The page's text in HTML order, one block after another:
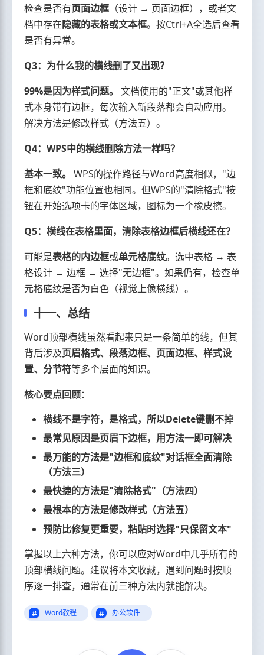
检查是否有页面边框 （设计 → 页面边框），或者文
档中存在隐藏的表格或文本框。按Ctrl+A全选后查看
是否有异常。
Q3：为什么我的横线删了又出现？
99%是因为样式问题。 文档使用的"正文"或其他样
式本身带有边框，每次输入新段落都会自动应用。
解决方法是修改样式（方法五）。
Q4：WPS中的横线删除方法一样吗？
基本一致。 WPS的操作路径与Word高度相似，"边
框和底纹"功能位置也相同。但WPS的"清除格式"按
钮在开始选项卡的字体区域，图标为一个橡皮擦。
Q5：横线在表格里面，清除表格边框后横线还在？
可能是表格的内边框或单元格底纹。选中表格 → 表
格设计 → 边框 → 选择"无边框"。如果仍有，检查单
元格底纹是否为白色（视觉上像横线）。
十一、总结
Word顶部横线虽然看起来只是一条简单的线，但其
背后涉及页眉格式、段落边框、页面边框、样式设
置、分节符等多个层面的知识。
核心要点回顾：
横线不是字符，是格式，所以Delete键删不掉
最常见原因是页眉下边框，用方法一即可解决
最万能的方法是"边框和底纹"对话框全面清除
（方法三）
最快捷的方法是"清除格式"（方法四）
最根本的方法是修改样式（方法五）
预防比修复更重要，粘贴时选择"只保留文本"
掌握以上六种方法，你可以应对Word中几乎所有的
顶部横线问题。建议将本文收藏，遇到问题时按顺
序逐一排查，通常在前三种方法内就能解决。
Word教程 办公软件